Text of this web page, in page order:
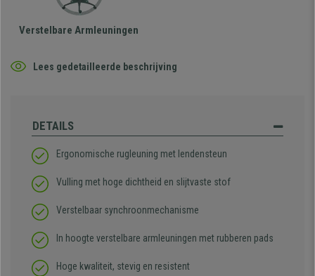
Verstelbare Armleuningen
Lees gedetailleerde beschrijving
DETAILS
Ergonomische rugleuning met lendensteun
Vulling met hoge dichtheid en slijtvaste stof
Verstelbaar synchroonmechanisme
In hoogte verstelbare armleuningen met rubberen pads
Hoge kwaliteit, stevig en resistent